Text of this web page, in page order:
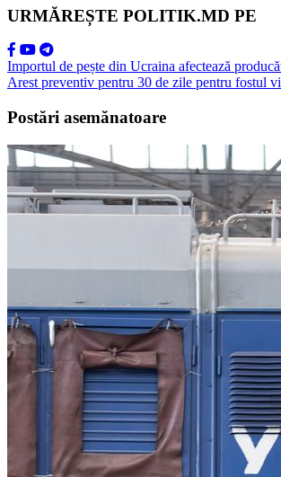
URMĂREȘTE POLITIK.MD PE
Importul de pește din Ucraina afectează
Arest preventiv pentru 30 de zile pentru fostul
Postări asemănatoare